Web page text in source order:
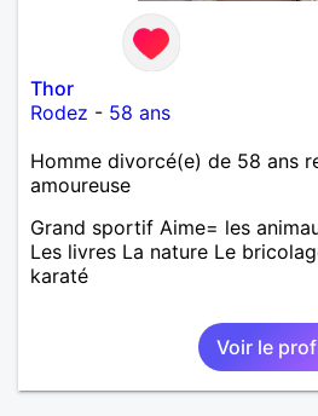
Thor
Rodez - 58 ans
Homme divorcé(e) de 58 ans
amoureuse
Grand sportif Aime= les
Les livres La nature Le
karaté
Voir le